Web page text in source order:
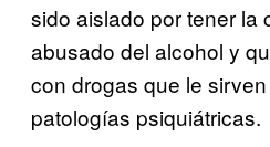
sido aislado por tener la
abusado del alcohol y
con drogas que le
patologías psiquiátricas.